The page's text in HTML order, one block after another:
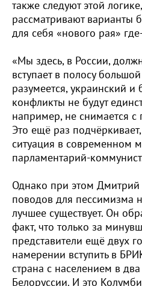
также следуют этой
рассматривают варианты
для себя «нового рая»
«Мы здесь, в России,
вступает в полосу
разумеется, украинский
конфликты не будут
например, не снимается
Это ещё раз
ситуация в современном
парламентарий-
Однако при этом Дмитрий
поводов для пессимизма
лучшее существует. Он
факт, что только за
представители ещё двух
намерении вступить в
страна с населением в
Белоруссии. И это